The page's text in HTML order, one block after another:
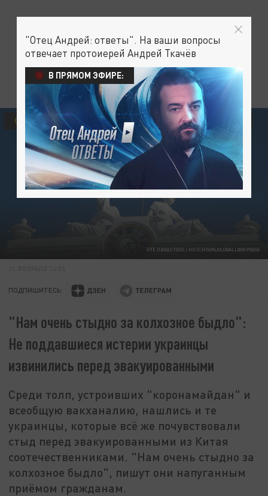
EYE UBIQUITOUS / HUTCHISON/GLOBALLOOKPRESS
ОБЩЕСТВО УКРАИНА КОРОНАВИРУС В КИТАЕ
ПОДПИШИТЕСЬ:
"Нам очень стыдно за колхозное быдло":
Не поддавшиеся истерии украинцы
извинились перед эвакуированными
Среди толп, устроивших "коронамайдан" и
всеобщую вакханалию, нашлись и те
украинцы, которые всё же почувствовали
стыд перед эвакуированными из Китая
соотечественниками. "Нам очень стыдно за
колхозное быдло", пишут они напуганным
приёмом гражданам.
"Отец Андрей: ответы". На ваши вопросы
отвечает протоиерей Андрей Ткачёв
В ПРЯМОМ ЭФИРЕ: